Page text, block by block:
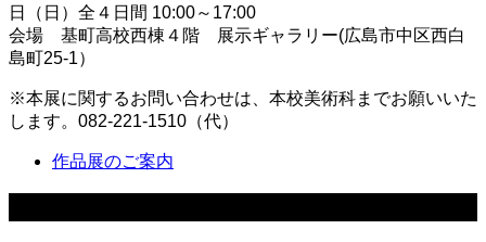
日（日）全４日間 10:00～17:00
会場 基町高校西棟４階 展示ギャラリー(広島市中区西白
島町25-1）
※本展に関するお問い合わせは、本校美術科までお願いいた
します。082-221-1510（代）
作品展のご案内